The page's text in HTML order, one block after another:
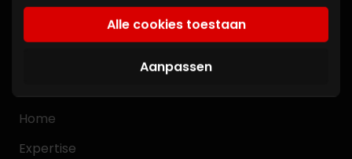
basis van uw gebruik van hun services. U gaat
akkoord met onze cookies als u onze website
blijft gebruiken.
Alle cookies toestaan
Aanpassen
Home
Expertise